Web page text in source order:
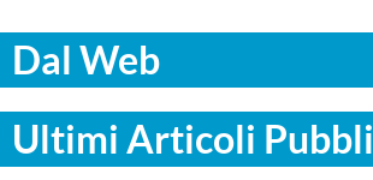
Dal Web
Ultimi Articoli
PALERMO